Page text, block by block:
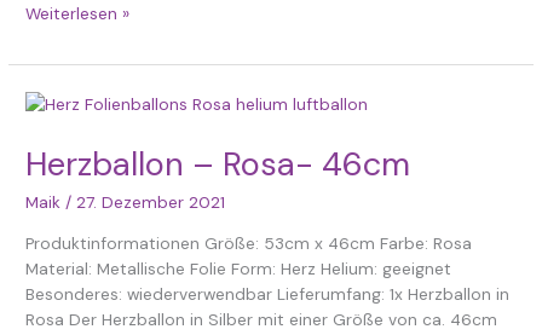
Weiterlesen »
Herzballon – Rosa- 46cm
Maik/27. Dezember 2021
Produktinformationen Größe: 53cm x 46cm Farbe: Rosa
Material: Metallische Folie Form: Herz Helium: geeignet
Besonderes: wiederverwendbar Lieferumfang: 1x Herzballon in
Rosa Der Herzballon in Silber mit einer Größe von ca. 46cm
Herzballon
Rosa-
46cm